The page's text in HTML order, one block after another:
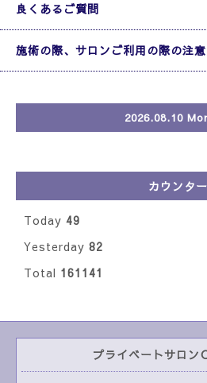
良くあるご質問
施術の際、サロンご利用の際の注
2026.08.10
カウンター
Today 49
Yesterday 82
Total 161141
プライベートサロン